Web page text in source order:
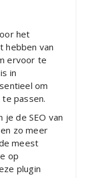
het
hebben van
ervoor te
in
om
te passen.
de SEO van
zo meer
meest
op
plugin